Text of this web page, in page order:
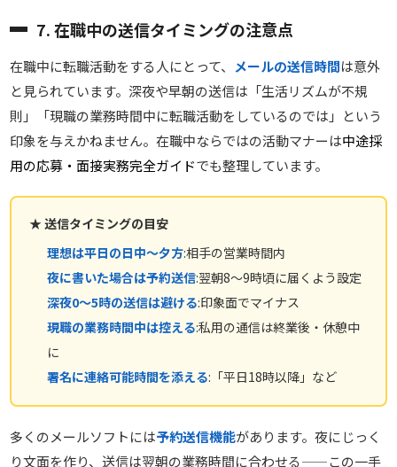
7. 在職中の送信タイミングの注意点
在職中に転職活動をする人にとって、 メールの送信時間は意外
と見られています。深夜や早朝の送信は「生活リズムが不規
則」「現職の業務時間中に転職活動をしているのでは」という
印象を与えかねません。在職中ならではの活動マナーは中途採
用の応募・面接実務完全ガイドでも整理しています。
★ 送信タイミングの目安
理想は平日の日中〜夕方:相手の営業時間内
夜に書いた場合は予約送信:翌朝8〜9時頃に届くよう設定
深夜0〜5時の送信は避ける:印象面でマイナス
現職の業務時間中は控える:私用の通信は終業後・休憩中
に
署名に連絡可能時間を添える:「平日18時以降」など
多くのメールソフトには予約送信機能があります。夜にじっく
り文面を作り、送信は翌朝の業務時間に合わせる——この一手